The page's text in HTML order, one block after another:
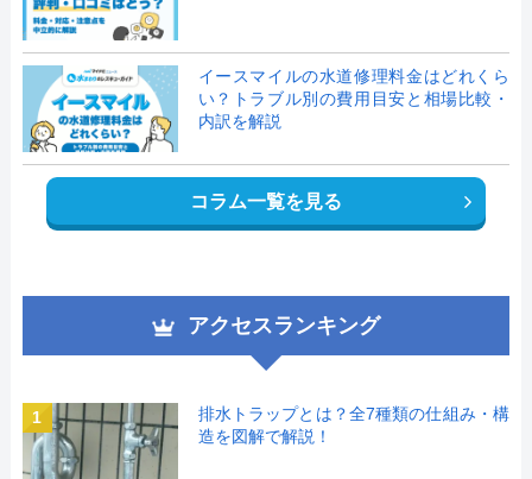
イースマイルの水道修理料金はどれくら
い？トラブル別の費用目安と相場比較・
内訳を解説
コラム一覧を見る
アクセスランキング
1
排水トラップとは？全7種類の仕組み・構
造を図解で解説！